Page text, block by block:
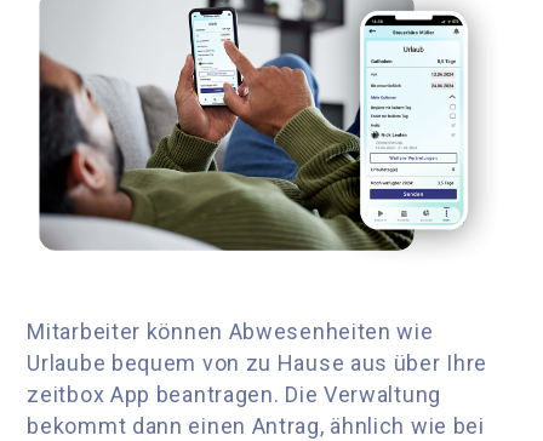
Mitarbeiter können Abwesenheiten wie
Urlaube bequem von zu Hause aus über Ihre
zeitbox App beantragen. Die Verwaltung
bekommt dann einen Antrag, ähnlich wie bei